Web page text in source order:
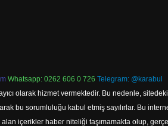
Whatsapp: 0262 606 0 726 Telegram: @karabul
olarak hizmet vermektedir. Bu nedenle,
bu sorumluluğu kabul etmiş sayılırlar. Bu
alan içerikler haber niteliği taşımamakta olup,